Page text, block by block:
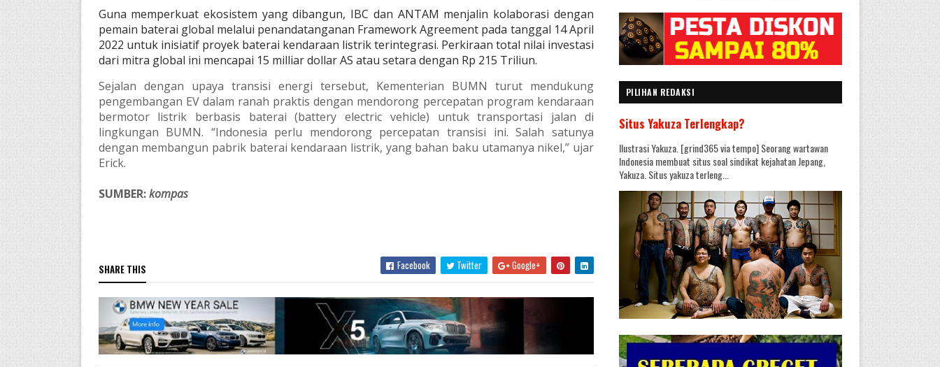
Guna memperkuat ekosistem yang dibangun, IBC dan ANTAM menjalin kolaborasi dengan
pemain baterai global melalui penandatanganan Framework Agreement pada tanggal 14 April
2022 untuk inisiatif proyek baterai kendaraan listrik terintegrasi. Perkiraan total nilai investasi
dari mitra global ini mencapai 15 milliar dollar AS atau setara dengan Rp 215 Triliun.
Sejalan dengan upaya transisi energi tersebut, Kementerian BUMN turut mendukung
pengembangan EV dalam ranah praktis dengan mendorong percepatan program kendaraan
bermotor listrik berbasis baterai (battery electric vehicle) untuk transportasi jalan di
lingkungan BUMN. “Indonesia perlu mendorong percepatan transisi ini. Salah satunya
dengan membangun pabrik baterai kendaraan listrik, yang bahan baku utamanya nikel,” ujar
Erick.
SUMBER:kompas
SHARE THIS Facebook Twitter Google+
PILIHAN REDAKSI
Situs Yakuza Terlengkap?
Ilustrasi Yakuza. [grind365 via tempo] Seorang wartawan
Indonesia membuat situs soal sindikat kejahatan Jepang,
Yakuza. Situs yakuza terleng...